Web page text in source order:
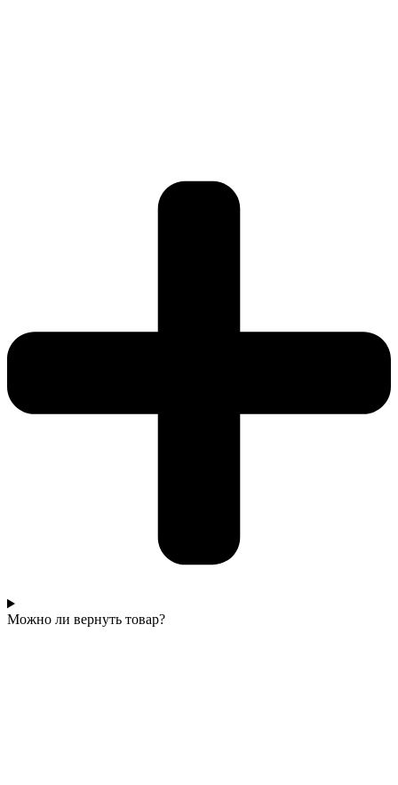
Можно ли вернуть товар?